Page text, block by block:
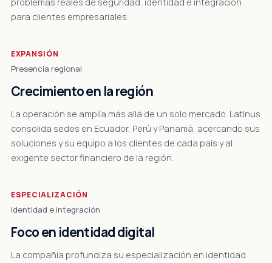
para clientes empresariales.
EXPANSIÓN
Presencia regional
Crecimiento en la región
La operación se amplía más allá de un solo mercado. Latinus
consolida sedes en Ecuador, Perú y Panamá, acercando sus
soluciones y su equipo a los clientes de cada país y al
exigente sector financiero de la región.
ESPECIALIZACIÓN
Identidad e integración
Foco en identidad digital
La compañía profundiza su especialización en identidad